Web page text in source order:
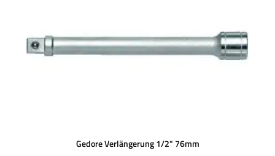
Gedore Verlängerung 1/2" 76mm